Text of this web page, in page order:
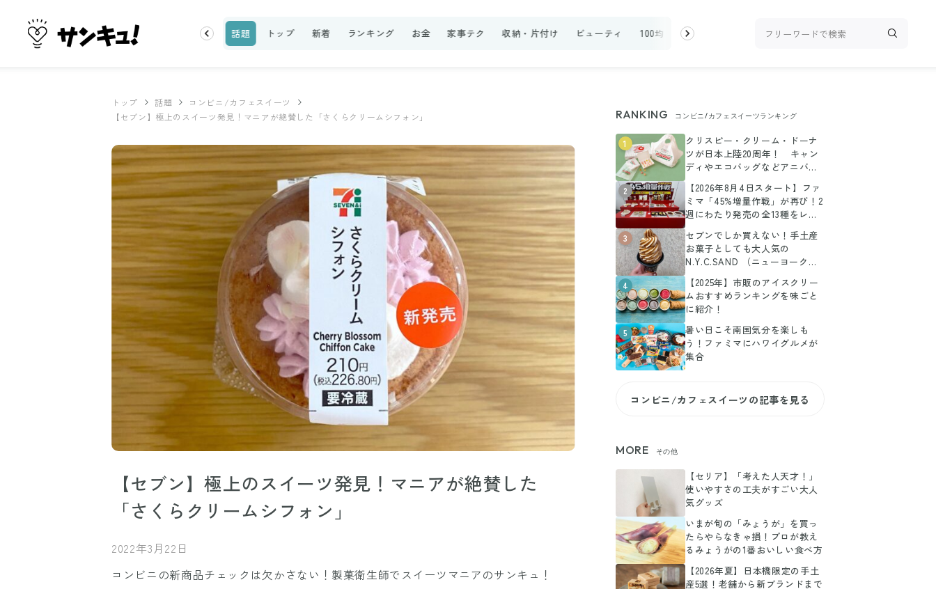
100均・雑貨 スーパー 料理レシピ 話題 トップ 新着 ランキング お金 家事テク 収納・片付け ビューティ 100均・雑貨 料理レシピ 話題
トップ 話題
コンビニ/カフェスイーツ
【セブン】極上のスイーツ発見！マニアが絶賛した「さくらクリームシフォン」
【セブン】極上のスイーツ発見！マニアが絶賛した
「さくらクリームシフォン」
2022年3月22日
コンビニの新商品チェックは欠かさない！製菓衛生師でスイーツマニアのサンキュ！
RANKING コンビニ/カフェスイーツランキング
1
クリスピー・クリーム・ドーナ
ツが日本上陸20周年！ キャン
ディやエコバッグなどアニバー
2
【2026年8月4日スタート】ファ
ミマ「45%増量作戦」が再び！2
週にわたり発売の全13種をレポ
3
セブンでしか買えない！手土産
お菓子としても大人気の
N.Y.C.SAND （ニューヨークシ
4
【2025年】市販のアイスクリー
ムおすすめランキングを味ごと
に紹介！
5
暑い日こそ南国気分を楽しも
う！ファミマにハワイグルメが
集合
コンビニ/カフェスイーツの記事を見る
MORE その他
【セリア】「考えた人天才！」
使いやすさの工夫がすごい大人
気グッズ
いまが旬の「みょうが」を買っ
たらやらなきゃ損！プロが教え
るみょうがの1番おいしい食べ方
【2026年夏】日本橋限定の手土
産5選！老舗から新ブランドまで